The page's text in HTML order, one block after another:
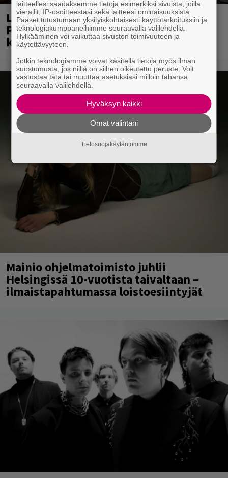
Laittomasta graffitista kiinni jäänyt
Paavo Arhinmäki jälleen spraypullo
kädessä – näitä puolueita ei kiinnosta
Mainio ohjelmatoimisto juhlii
Helsingissä 10-vuotista taivaltaan –
ilmaistapahtumassa loistoesiintyjät
laitteellesi saadaksemme tietoja esimerkiksi sivuista, joilla
vierailit, IP-osoitteestasi sekä laitteesi ominaisuuksista.
Pääset tutustumaan yksityiskohtaisesti käyttötarkoituksiin ja
teknologiakumppaneihimme seuraavalla välilehdellä.
Hylkääminen voi vaikuttaa sivuston toimivuuteen ja
käytettävyyteen.
Jotkin teknologiamme voivat käsitellä tietoja myös ilman
suostumusta, jos niillä on siihen oikeutettu peruste. Voit
vastustaa tätä tai muuttaa asetuksiasi milloin tahansa
seuraavalla välilehdellä.
Hyväksyn kaikki
Omat valintani
Tietosuojakäytäntömme